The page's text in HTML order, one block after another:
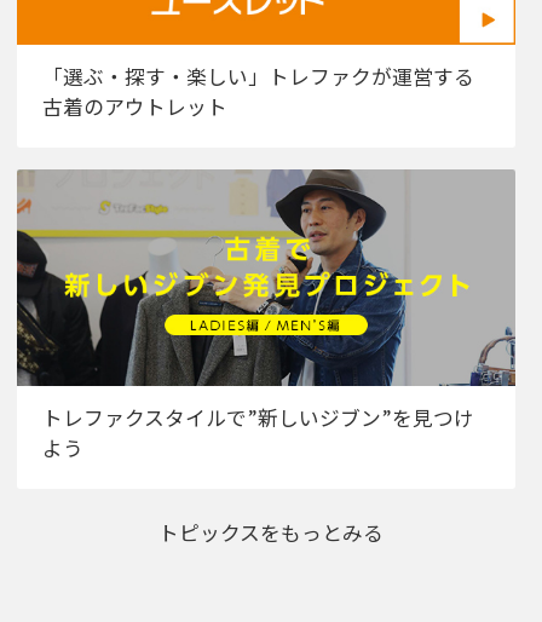
「選ぶ・探す・楽しい」トレファクが運営する
古着のアウトレット
トレファクスタイルで”新しいジブン”を見つけ
よう
トピックスをもっとみる